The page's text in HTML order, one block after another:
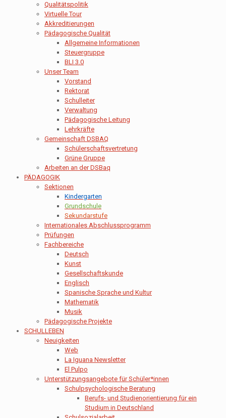
Qualitätspolitik
Virtuelle Tour
Akkreditierungen
Pädagogische Qualität
Allgemeine Informationen
Steuergruppe
BLI 3.0
Unser Team
Vorstand
Rektorat
Schulleiter
Verwaltung
Pädagogische Leitung
Lehrkräfte
Gemeinschaft DSBAQ
Schülerschaftsvertretung
Grüne Gruppe
Arbeiten an der DSBaq
PÄDAGOGIK
Sektionen
Kindergarten
Grundschule
Sekundarstufe
Internationales Abschlussprogramm
Prüfungen
Fachbereiche
Deutsch
Kunst
Gesellschaftskunde
Englisch
Spanische Sprache und Kultur
Mathematik
Musik
Pädagogische Projekte
SCHULLEBEN
Neuigkeiten
Web
La Iguana Newsletter
El Pulpo
Unterstützungsangebote für Schüler*innen
Schulpsychologische Beratung
Berufs- und Studienorientierung für ein
Studium in Deutschland